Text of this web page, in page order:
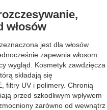
włosów
jest dla włosów
zapewnia włosom
wygląd. Kosmetyk zawdzięcza
składają się
filtry UV i polimery. Chronią
przed szkodliwym wpływem
zarówno od wewnątrz